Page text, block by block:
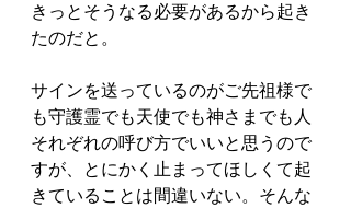
きっとそうなる必要があるから起き
たのだと。
サインを送っているのがご先祖様で
も守護霊でも天使でも神さまでも人
それぞれの呼び方でいいと思うので
すが、とにかく止まってほしくて起
きていることは間違いない。そんな